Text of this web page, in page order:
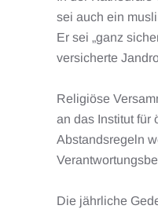
sei auch ein
Er sei „ganz
versicherte
Religiöse
an das Institut für
Abstandsregeln
Die jährliche